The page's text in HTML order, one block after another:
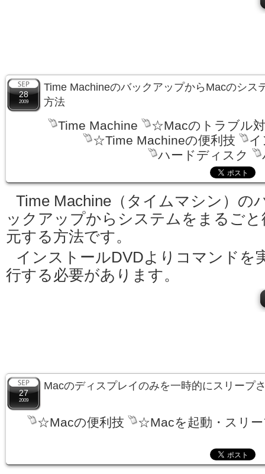
28
2009
Time MachineのバックアップからMacのシス
方法
Time Machine
☆Macのトラブル
☆Time Machineの便利技
ハードディスク
Time Machine（タイムマシン）の
ックアップからシステムをまるごと
元する方法です。
インストールDVDよりコマンドを
行する必要があります。
27
2009
Macのディスプレイのみを一時的にスリープ
☆Macの便利技 ☆Macを起動・スリー